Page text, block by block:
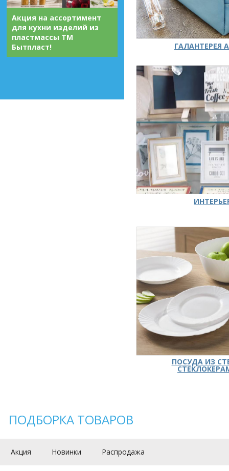
Акция на ассортимент
для кухни изделий из
пластмассы ТМ
Бытпласт!
ГАЛАНТЕРЕЯ
ПОСУДА ИЗ
ПОДБОРКА ТОВАРОВ
Акция Новинки Распродажа